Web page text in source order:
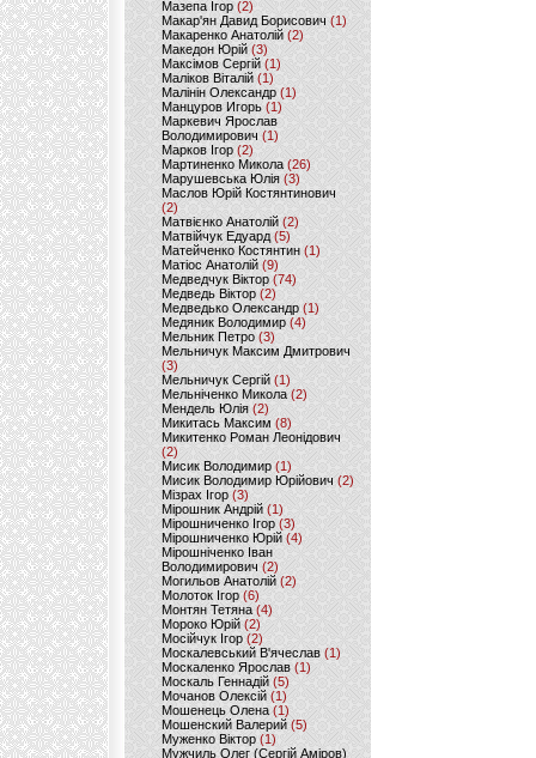
Мазепа Ігор (2)
Макар'ян Давид Борисович(1)
Макаренко Анатолій (2)
Македон Юрій(3)
Максімов Сергій (1)
Маліков Віталій (1)
Малінін Олександр (1)
Манцуров Игорь (1)
Маркевич Ярослав
Володимирович (1)
Марков Ігор (2)
Мартиненко Микола (26)
Марушевська Юлія (3)
Маслов Юрій Костянтинович
(2)
Матвієнко Анатолій (2)
Матвійчук Едуард(5)
Матейченко Костянтин (1)
Матіос Анатолій (9)
Медведчук Віктор(74)
Медведь Віктор (2)
Медведько Олександр (1)
Медяник Володимир(4)
Мельник Петро (3)
Мельничук Максим Дмитрович
(3)
Мельничук Сергій (1)
Мельніченко Микола (2)
Мендель Юлія (2)
Микитась Максим (8)
Микитенко Роман Леонідович
(2)
Мисик Володимир (1)
Мисик Володимир Юрійович(2)
Мізрах Ігор(3)
Мірошник Андрій(1)
Мірошниченко Ігор (3)
Мірошниченко Юрій(4)
Мірошніченко Іван
Володимирович (2)
Могильов Анатолій (2)
Молоток Ігор (6)
Монтян Тетяна (4)
Мороко Юрій(2)
Мосійчук Ігор (2)
Москалевський В'ячеслав (1)
Москаленко Ярослав (1)
Москаль Геннадій (5)
Мочанов Олексій(1)
Мошенець Олена(1)
Мошенский Валерий (5)
Муженко Віктор (1)
Мужчиль Олег (Сергій Аміров)